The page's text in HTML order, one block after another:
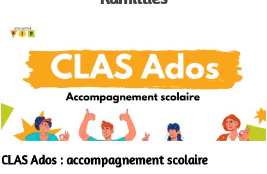
CLAS Ados : accompagnement scolaire